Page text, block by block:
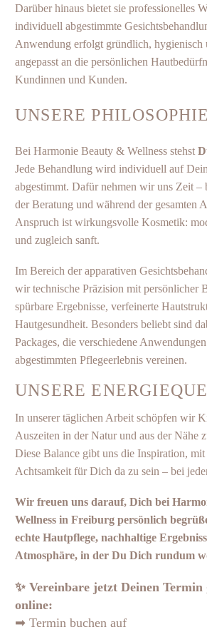
Darüber hinaus bietet sie professionelles
individuell abgestimmte
Anwendung erfolgt gründlich, hygienisch
angepasst an die persönlichen
Kundinnen und Kunden.
UNSERE PHILOSOPHIE
Bei Harmonie Beauty & Wellness stehst
Jede Behandlung wird individuell auf
abgestimmt. Dafür nehmen wir uns Zeit –
der Beratung und während der gesamten
Anspruch ist wirkungsvolle Kosmetik:
und zugleich sanft.
Im Bereich der apparativen
wir technische Präzision mit persönlicher
spürbare Ergebnisse, verfeinerte
Hautgesundheit. Besonders beliebt sind
Packages, die verschiedene
abgestimmten Pflegeerlebnis vereinen.
UNSERE
In unserer täglichen Arbeit schöpfen wir
Auszeiten in der Natur und aus der Nähe
Diese Balance gibt uns die Inspiration,
Achtsamkeit für Dich da zu sein – bei
Wir freuen uns darauf, Dich bei
Wellness in Freiburg persönlich
echte Hautpflege, nachhaltige
Atmosphäre, in der Du Dich rundum
✨ Vereinbare jetzt Deinen Termin
online:
➡ Termin buchen auf